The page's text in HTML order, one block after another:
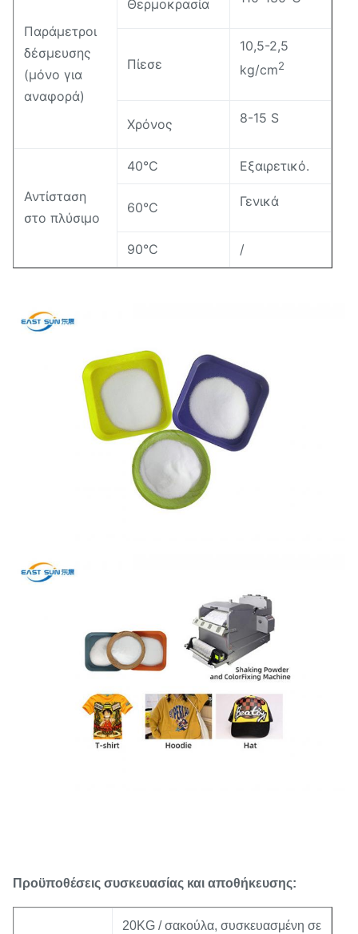
Παράμετροι
δέσμευσης
(μόνο για
αναφορά)
Θερμοκρασία
Πίεσε
10,5-2,5
kg/cm2
Χρόνος 8-15 S
Αντίσταση
στο πλύσιμο
40°C Εξαιρετικό.
60°C Γενικά
90°C /
Προϋποθέσεις συσκευασίας και αποθήκευσης:
20KG / σακούλα, συσκευασμένη σε